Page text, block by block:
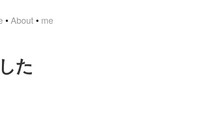
• About • me
た